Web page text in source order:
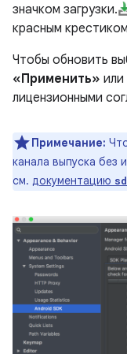
значком загрузки.
красным
Чтобы обновить
«Применить» или
лицензионными
Примечание:
канала выпуска без
см. документацию